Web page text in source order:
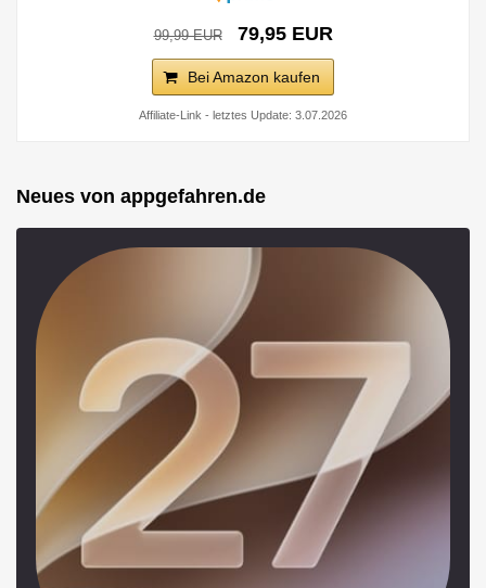
99,99 EUR 79,95 EUR
Bei Amazon kaufen
Affiliate-Link - letztes Update: 3.07.2026
Neues von appgefahren.de